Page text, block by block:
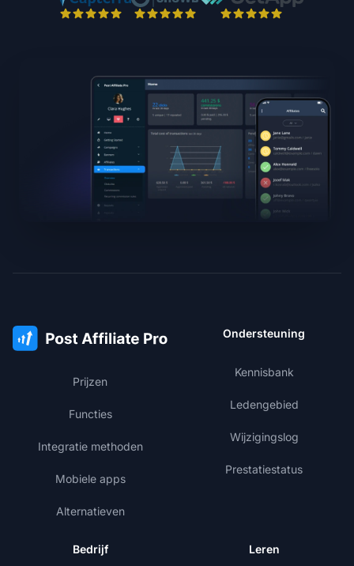
Prijzen
Functies
Integratie methoden
Mobiele apps
Alternatieven
Ondersteuning
Kennisbank
Ledengebied
Wijzigingslog
Prestatiestatus
Bedrijf Leren